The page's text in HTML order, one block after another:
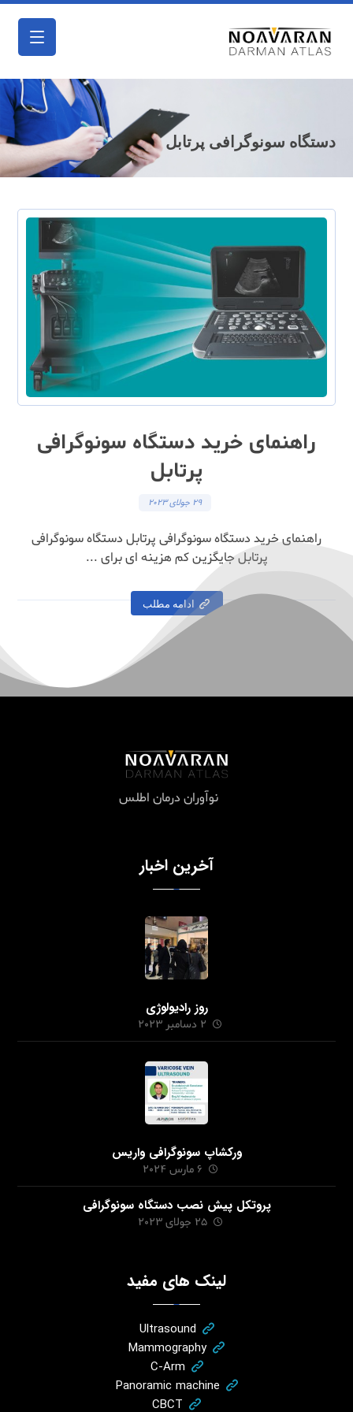
دستگاه سونوگرافی پرتابل
راهنمای خرید دستگاه سونوگرافی
پرتابل
29 جولای 2023
راهنمای خرید دستگاه سونوگرافی پرتابل دستگاه سونوگرافی
پرتابل جایگزین کم هزینه ای برای ...
ادامه مطلب
نوآوران درمان اطلس
آخرین اخبار
روز رادیولوژی
2 دسامبر 2023
ورکشاپ سونوگرافی واریس
6 مارس 2024
پروتکل پیش نصب دستگاه سونوگرافی
25 جولای 2023
لینک های مفید
Ultrasound
Mammography
C-Arm
Panoramic machine
CBCT